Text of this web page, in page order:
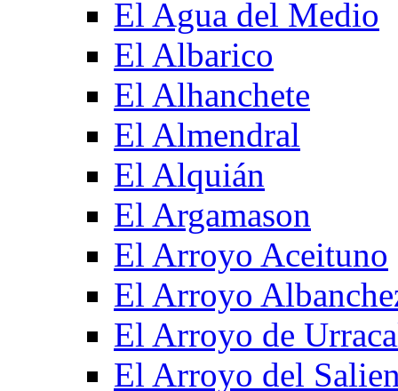
El Agua del Medio
El Albarico
El Alhanchete
El Almendral
El Alquián
El Argamason
El Arroyo Aceituno
El Arroyo
El Arroyo de
El Arroyo del